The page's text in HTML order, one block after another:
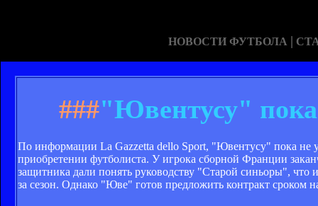
НОВОСТИ ФУТБОЛА |
###"Ювентусу" пока
По информации La Gazzetta dello Sport, "Ювентусу" пока не
приобретении футболиста. У игрока сборной Франции
защитника дали понять руководству "Старой синьоры", что
за сезон. Однако "Юве" готов предложить контракт сроком